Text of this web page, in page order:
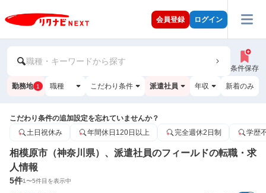
会員登録 ログイン
職種・キーワードから探す
条件保存
勤務地 1 職種 こだわり条件 派遣社員 年収 新着のみ
こだわり条件の追加設定を忘れていませんか？
土日祝休み
年間休日120日以上 完全週休2日制 学歴
相模原市（神奈川県）、派遣社員のフィールドの転職・求
人情報
5件1〜5件目を表示中